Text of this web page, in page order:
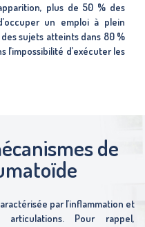
plus de 50 % des
un emploi à plein
sujets atteints dans 80 %
d’exécuter les
de
par l’inflammation et
Pour rappel,